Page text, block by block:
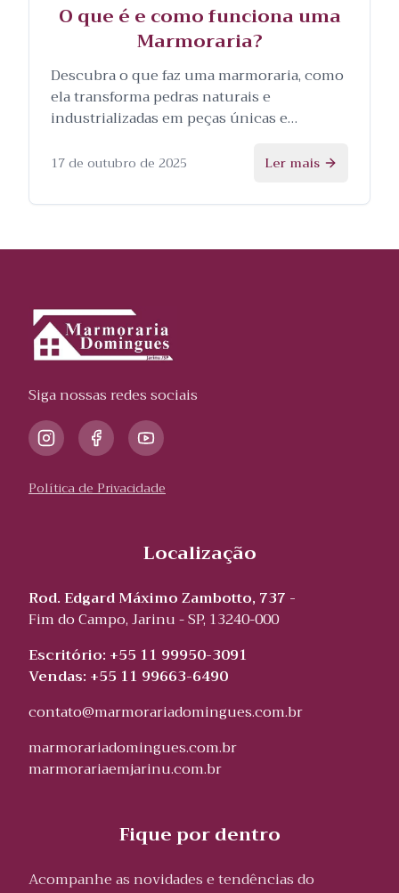
O que é e como funciona uma
Marmoraria?
Descubra o que faz uma marmoraria, como
ela transforma pedras naturais e
industrializadas em peças únicas e
processo.
17 de outubro de 2025 Ler mais
Siga nossas redes sociais
Política de Privacidade
Localização
Rod. Edgard Máximo Zambotto, 737 -
Fim do Campo, Jarinu - SP, 13240-000
Escritório: +55 11 99950-3091
Vendas: +55 11 99663-6490
contato@marmorariadomingues.com.br
marmorariadomingues.com.br
marmorariaemjarinu.com.br
Fique por dentro
Acompanhe as novidades e tendências do